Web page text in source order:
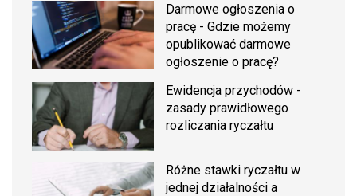
Darmowe ogłoszenia o
pracę - Gdzie możemy
opublikować darmowe
ogłoszenie o pracę?
Ewidencja przychodów -
zasady prawidłowego
rozliczania ryczałtu
Różne stawki ryczałtu w
jednej działalności a